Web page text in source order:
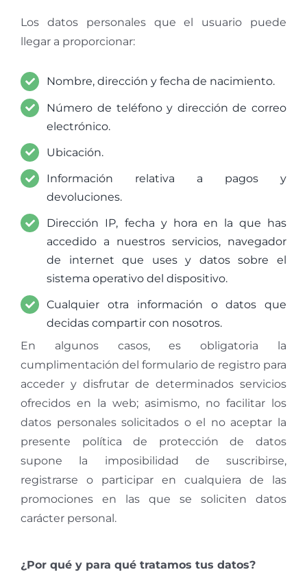
Los datos personales que el usuario puede
llegar a proporcionar:
Nombre, dirección y fecha de nacimiento.
Número de teléfono y dirección de correo
electrónico.
Ubicación.
Información relativa a pagos y
devoluciones.
Dirección IP, fecha y hora en la que has
accedido a nuestros servicios, navegador
de internet que uses y datos sobre el
sistema operativo del dispositivo.
Cualquier otra información o datos que
decidas compartir con nosotros.
En algunos casos, es obligatoria la
cumplimentación del formulario de registro para
acceder y disfrutar de determinados servicios
ofrecidos en la web; asimismo, no facilitar los
datos personales solicitados o el no aceptar la
presente política de protección de datos
supone la imposibilidad de suscribirse,
registrarse o participar en cualquiera de las
promociones en las que se soliciten datos
carácter personal.
¿Por qué y para qué tratamos tus datos?